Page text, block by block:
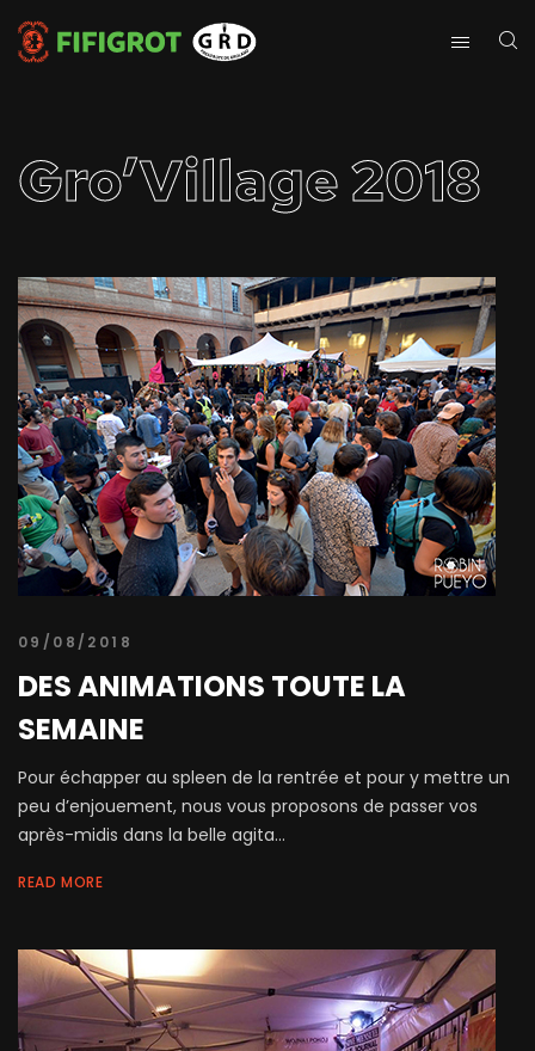
Gro’Village 2018
09/08/2018
DES ANIMATIONS TOUTE LA
SEMAINE
Pour échapper au spleen de la rentrée et pour y mettre un
peu d’enjouement, nous vous proposons de passer vos
après-midis dans la belle agita...
READ MORE